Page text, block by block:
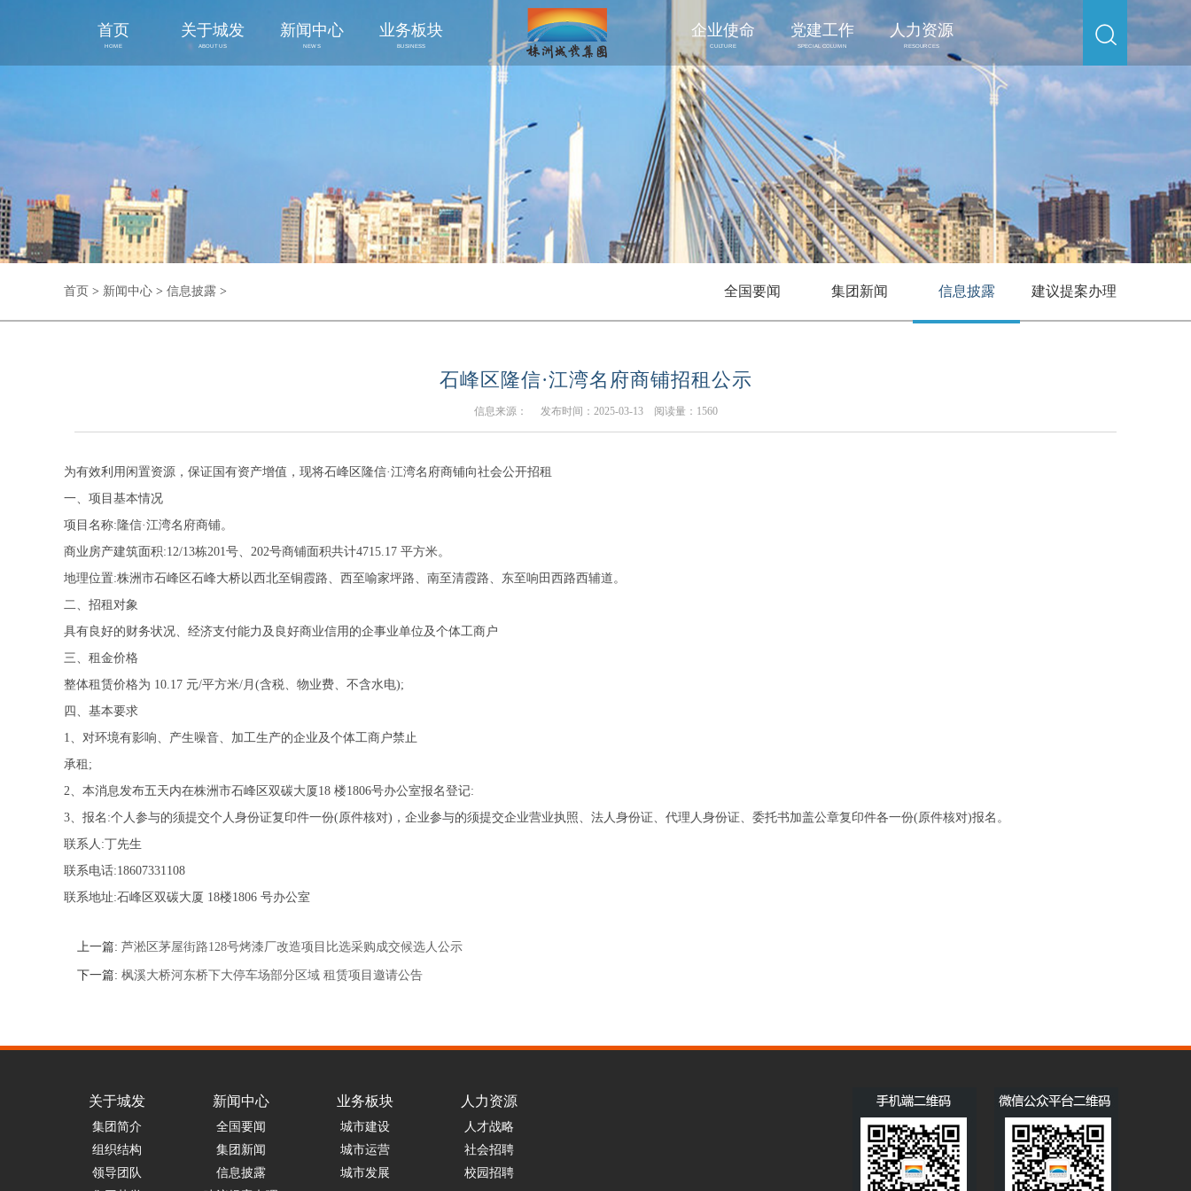
首页
HOME
关于城发
ABOUT US
新闻中心
NEWS
业务板块
BUSINESS
企业使命
CULTURE
党建工作
SPECIAL COLUMN
人力资源
RESOURCES
首页 > 新闻中心 > 信息披露 > 全国要闻 集团新闻 信息披露 建议提案办理
石峰区隆信·江湾名府商铺招租公示
信息来源： 发布时间：2025-03-13 阅读量： 1560
为有效利用闲置资源，保证国有资产增值，现将石峰区隆信·江湾名府商铺向社会公开招租
一、项目基本情况
项目名称:隆信·江湾名府商铺。
商业房产建筑面积:12/13栋201号、202号商铺面积共计4715.17 平方米。
地理位置:株洲市石峰区石峰大桥以西北至铜霞路、西至喻家坪路、南至清霞路、东至响田西路西辅道。
二、招租对象
具有良好的财务状况、经济支付能力及良好商业信用的企事业单位及个体工商户
三、租金价格
整体租赁价格为 10.17 元/平方米/月(含税、物业费、不含水电);
四、基本要求
1、对环境有影响、产生噪音、加工生产的企业及个体工商户禁止
承租;
2、本消息发布五天内在株洲市石峰区双碳大厦18 楼1806号办公室报名登记:
3、报名:个人参与的须提交个人身份证复印件一份(原件核对)，企业参与的须提交企业营业执照、法人身份证、代理人身份证、委托书加盖公章复印件各一份(原件核对)报名。
联系人:丁先生
联系电话:18607331108
联系地址:石峰区双碳大厦 18楼1806 号办公室
上一篇: 芦淞区茅屋街路128号烤漆厂改造项目比选采购成交候选人公示
下一篇: 枫溪大桥河东桥下大停车场部分区域 租赁项目邀请公告
关于城发
集团简介
组织结构
领导团队
新闻中心
全国要闻
集团新闻
信息披露
业务板块
城市建设
城市运营
城市发展
人力资源
人才战略
社会招聘
校园招聘